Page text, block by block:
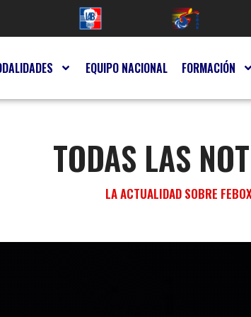
EQUIPO NACIONAL FORMACIÓN
TODAS LAS
LA ACTUALIDAD SOBRE